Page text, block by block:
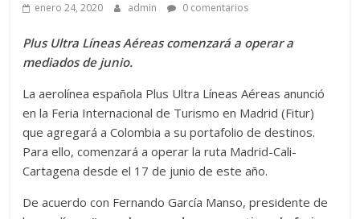
enero 24, 2020 admin 0 comentarios
Plus Ultra Líneas Aéreas comenzará a operar a
mediados de junio.
La aerolínea española Plus Ultra Líneas Aéreas anunció
en la Feria Internacional de Turismo en Madrid (Fitur)
que agregará a Colombia a su portafolio de destinos.
Para ello, comenzará a operar la ruta Madrid-Cali-
Cartagena desde el 17 de junio de este año.
De acuerdo con Fernando García Manso, presidente de